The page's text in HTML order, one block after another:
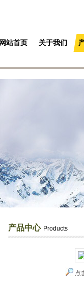
网站首页 关于我们
产品中心 Products
点